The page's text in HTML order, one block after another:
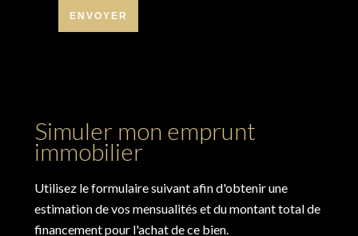
ENVOYER
Simuler mon emprunt
immobilier
Utilisez le formulaire suivant afin d'obtenir une
estimation de vos mensualités et du montant total de
financement pour l'achat de ce bien.